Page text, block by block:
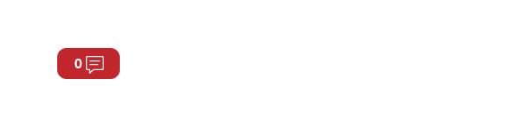
0 Commentaires